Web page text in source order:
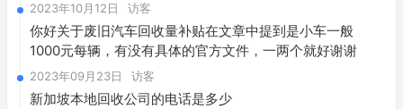
2023年10月12日 访客
你好关于废旧汽车回收量补贴在文章中提到是小车一般
1000元每辆，有没有具体的官方文件，一两个就好谢谢
2023年09月23日 访客
新加坡本地回收公司的电话是多少